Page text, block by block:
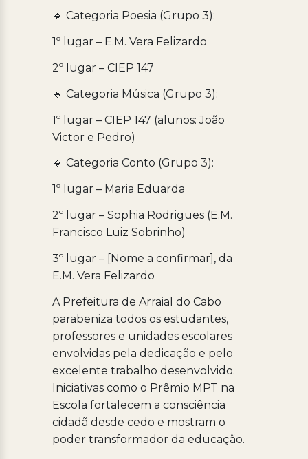
🔹 Categoria Poesia (Grupo 3):
1º lugar – E.M. Vera Felizardo
2º lugar – CIEP 147
🔹 Categoria Música (Grupo 3):
1º lugar – CIEP 147 (alunos: João
Victor e Pedro)
🔹 Categoria Conto (Grupo 3):
1º lugar – Maria Eduarda
2º lugar – Sophia Rodrigues (E.M.
Francisco Luiz Sobrinho)
3º lugar – [Nome a confirmar], da
E.M. Vera Felizardo
A Prefeitura de Arraial do Cabo
parabeniza todos os estudantes,
professores e unidades escolares
envolvidas pela dedicação e pelo
excelente trabalho desenvolvido.
Iniciativas como o Prêmio MPT na
Escola fortalecem a consciência
cidadã desde cedo e mostram o
poder transformador da educação.